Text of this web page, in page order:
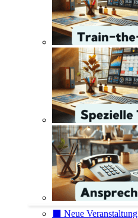
⬛️ Neue Veranstaltung